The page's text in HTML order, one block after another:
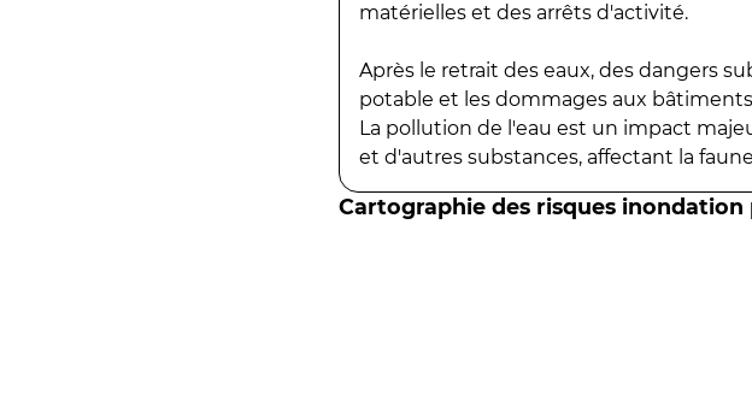
matérielles et des arrêts d'activité.
Après le retrait des eaux, des dangers
potable et les dommages aux
La pollution de l'eau est un impact
et d'autres substances, affectant la
Cartographie des risques inondation